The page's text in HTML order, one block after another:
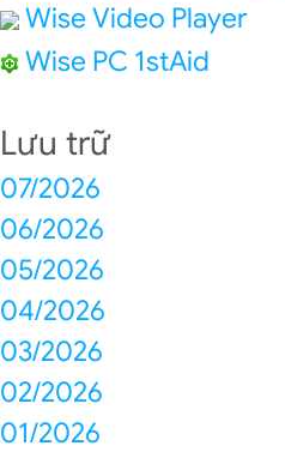
Wise Video Player
Wise PC 1stAid
Lưu trữ
07/2026
06/2026
05/2026
04/2026
03/2026
02/2026
01/2026